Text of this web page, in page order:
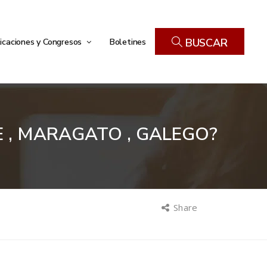
y Congresos Boletines BUSCAR
, MARAGATO , GALEGO?
Share